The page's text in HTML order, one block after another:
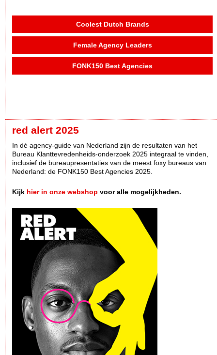
Coolest Dutch Brands
Female Agency Leaders
FONK150 Best Agencies
red alert 2025
In dè agency-guide van Nederland zijn de resultaten van het
Bureau Klanttevredenheids-onderzoek 2025 integraal te vinden,
inclusief de bureaupresentaties van de meest foxy bureaus van
Nederland: de FONK150 Best Agencies 2025.
Kijk hier in onze webshop voor alle mogelijkheden.